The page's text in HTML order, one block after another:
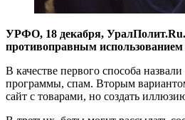
УРФО, 18 декабря, УралПолит.Ru.
противоправным
В качестве первого способа
программы, спам. Вторым
сайт с товарами, но создать